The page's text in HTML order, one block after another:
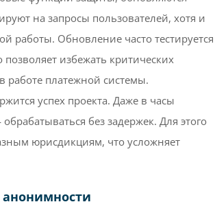
на запросы пользователей, хотя и
работы. Обновление часто тестируется
избежать критических
работе платежной системы.
успех проекта. Даже в часы
без задержек. Для этого
юрисдикциям, что усложняет
анонимности